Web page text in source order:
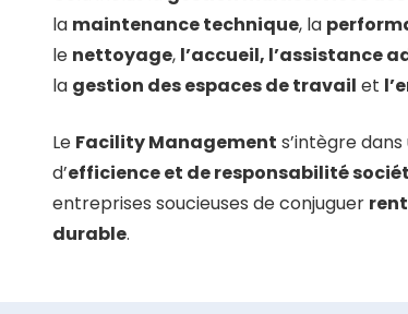
la maintenance technique, la
le nettoyage, l’accueil, l’assistance
la gestion des espaces de travail et
Le Facility Management s’intègre
d’efficience et de responsabilité
entreprises soucieuses de conjuguer
durable.